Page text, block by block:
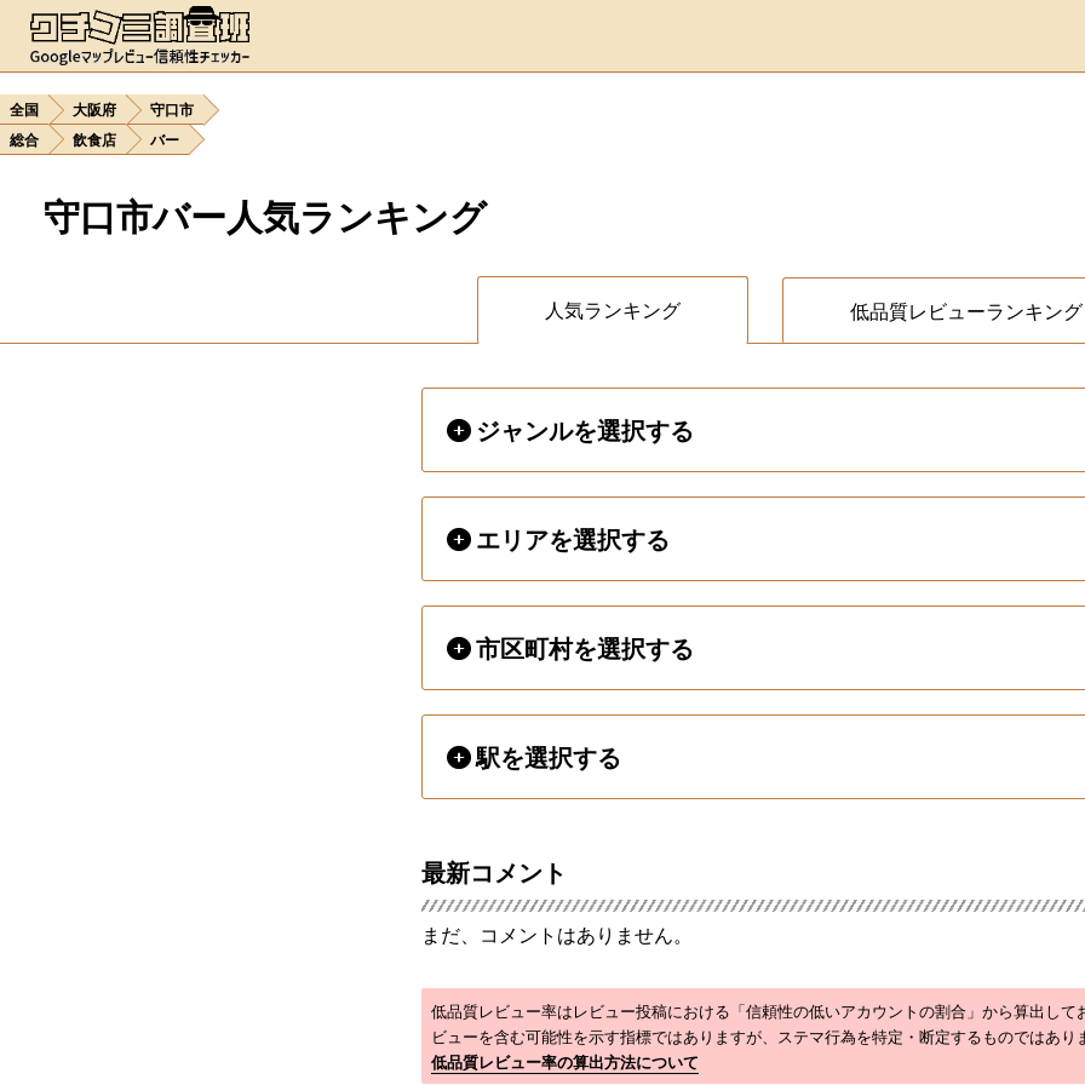
全国 大阪府
守口市
総合
飲食店 バー
守口市バー人気ランキング
人気ランキング 低品質レビューランキング
ジャンルを選択する
エリアを選択する
市区町村を選択する
駅を選択する
最新コメント
まだ、コメントはありません。
低品質レビュー率はレビュー投稿における「信頼性の低いアカウントの割合」から算出して
ビューを含む可能性を示す指標ではありますが、ステマ行為を特定・断定するものではあり
低品質レビュー率の算出方法について